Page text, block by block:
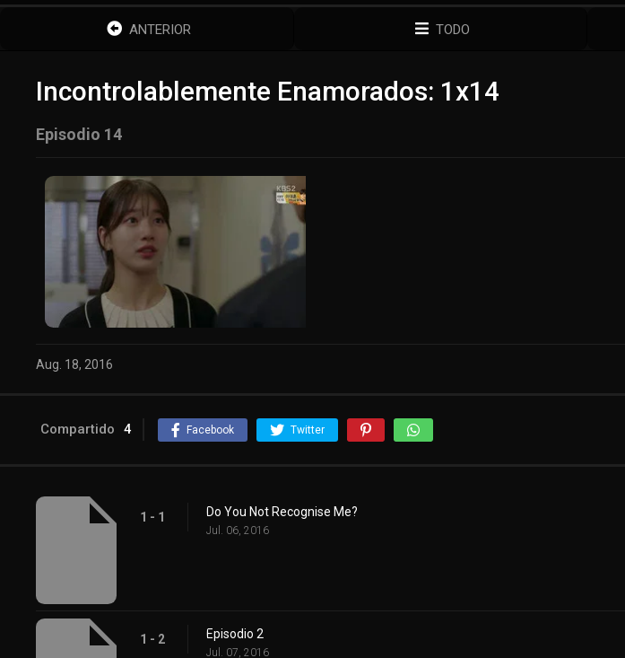
ANTERIOR TODO
Incontrolablemente Enamorados: 1x14
Episodio 14
Aug. 18, 2016
Compartido 4 Facebook Twitter
1 - 1 Do You Not Recognise Me?
Jul. 06, 2016
1 - 2 Episodio 2
Jul. 07, 2016